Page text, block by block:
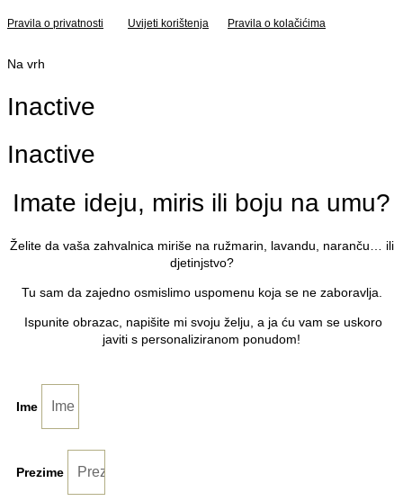
Pravila o privatnosti Uvijeti korištenja Pravila o kolačićima
Na vrh
Inactive
Inactive
Imate ideju, miris ili boju na umu?
Želite da vaša zahvalnica miriše na ružmarin, lavandu, naranču… ili
djetinjstvo?
Tu sam da zajedno osmislimo uspomenu koja se ne zaboravlja.
Ispunite obrazac, napišite mi svoju želju, a ja ću vam se uskoro
javiti s personaliziranom ponudom!
Ime
Prezime